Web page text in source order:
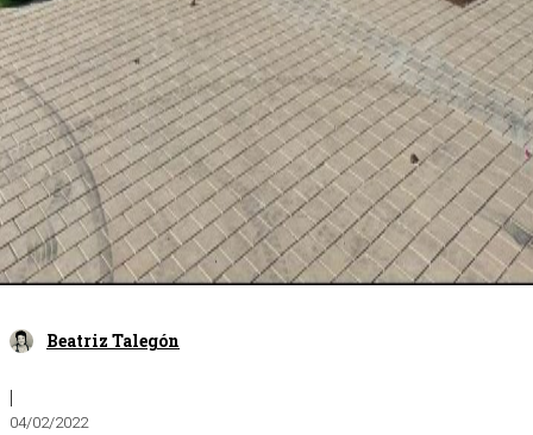
Beatriz Talegón
|
04/02/2022